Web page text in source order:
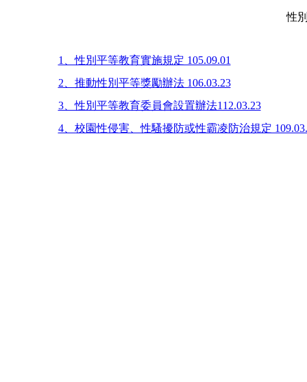
性別
1、性別平等教育實施規定 105.09.01
2、推動性別平等獎勵辦法 106.03.23
3、性別平等教育委員會設置辦法112.03.23
4、校園性侵害、性騷擾防或性霸凌防治規定